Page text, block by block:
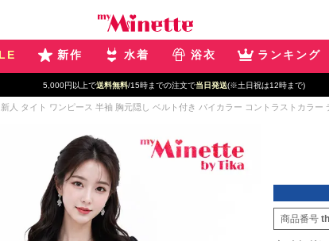
新作 水着 浴衣 ランキング
5,000円以上で送料無料/15時までの注文で当日発送(※土日祝は12時まで)
人 タイト ワンピース 半袖 胸元隠し ベルト付き バイカラー コントラストカラ
商品番号